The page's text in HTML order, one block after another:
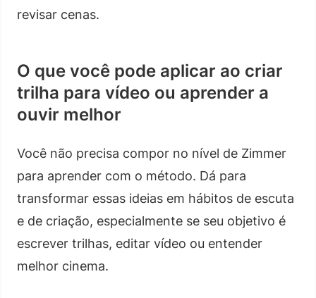
revisar cenas.
O que você pode aplicar ao criar
trilha para vídeo ou aprender a
ouvir melhor
Você não precisa compor no nível de Zimmer
para aprender com o método. Dá para
transformar essas ideias em hábitos de escuta
e de criação, especialmente se seu objetivo é
escrever trilhas, editar vídeo ou entender
melhor cinema.